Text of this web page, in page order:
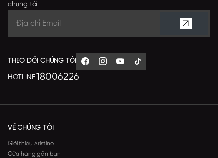
chúng tôi
THEO DÕI CHÚNG TÔI
HOTLINE:18006226
VỀ CHÚNG TÔI
Giới thiệu Aristino
Cửa hàng gần bạn